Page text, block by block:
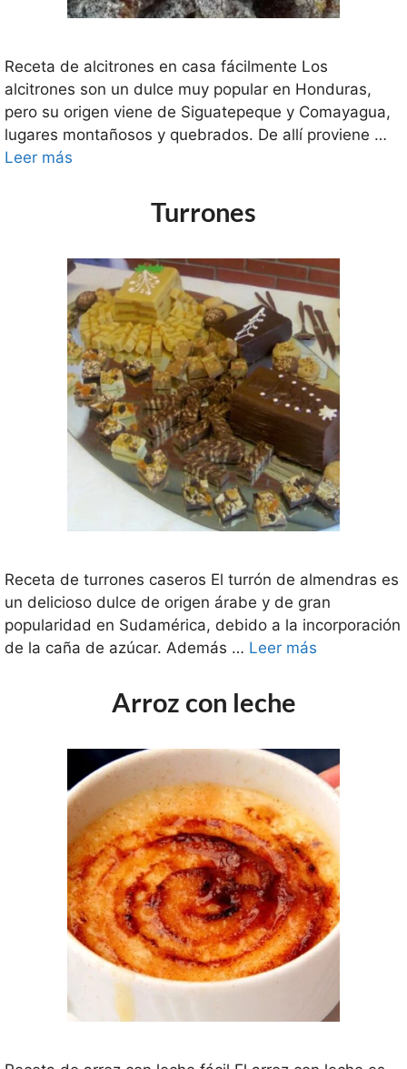
Receta de alcitrones en casa fácilmente Los
alcitrones son un dulce muy popular en Honduras,
pero su origen viene de Siguatepeque y Comayagua,
lugares montañosos y quebrados. De allí proviene …
Leer más
Turrones
Receta de turrones caseros El turrón de almendras es
un delicioso dulce de origen árabe y de gran
popularidad en Sudamérica, debido a la incorporación
de la caña de azúcar. Además … Leer más
Arroz con leche